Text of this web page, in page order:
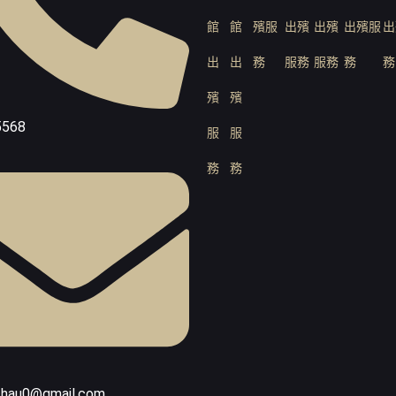
館
出
殯
服
務
館
出
殯
服
務
殯服
務
出殯
服務
出殯
服務
出殯服
務 務